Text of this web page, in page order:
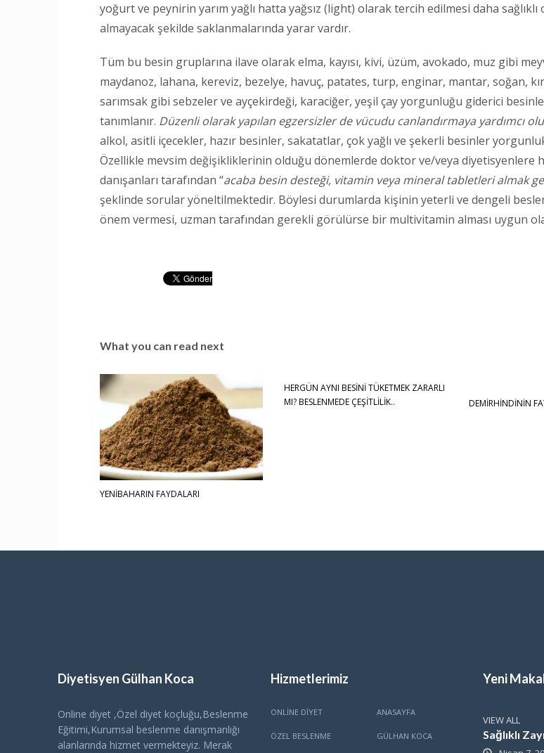
yoğurt ve peynirin yarım yağlı hatta yağsız (light) olarak tercih edilmesi daha sağlıklı
almayacak şekilde saklanmalarında yarar vardır.
Tüm bu besin gruplarına ilave olarak elma, kayısı, kivi, üzüm, avokado, muz gibi
maydanoz, lahana, kereviz, bezelye, havuç, patates, turp, enginar, mantar, soğan,
sarımsak gibi sebzeler ve ayçekirdeği, karaciğer, yeşil çay yorgunluğu giderici
tanımlanır. Düzenli olarak yapılan egzersizler de vücudu canlandırmaya yardımcı
alkol, asitli içecekler, hazır besinler, sakatatlar, çok yağlı ve şekerli besinler
Özellikle mevsim değişikliklerinin olduğu dönemlerde doktor ve/veya diyetisyenlere
danışanları tarafından “acaba besin desteği, vitamin veya mineral tabletleri almak
şeklinde sorular yöneltilmektedir. Böylesi durumlarda kişinin yeterli ve dengeli
önem vermesi, uzman tarafından gerekli görülürse bir multivitamin alması uygun
What you can read next
YENİBAHARIN FAYDALARI
HERGÜN AYNI BESİNİ TÜKETMEK ZARARLI
MI? BESLENMEDE ÇEŞİTLİLİK..
DEMİRHİNDİNİN
Diyetisyen Gülhan Koca
Online diyet ,Özel diyet koçluğu,Beslenme
Eğitimi,Kurumsal beslenme danışmanlığı
alanlarında hizmet vermekteyiz. Merak
Hizmetlerimiz
ONLINE DIYET
ÖZEL BESLENME
ANASAYFA
GÜLHAN KOCA
Yeni
VIEW ALL
Sağlıklı